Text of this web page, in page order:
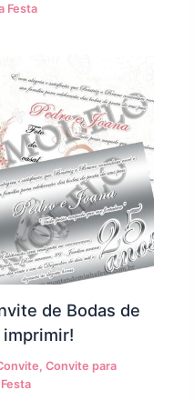
Festa
de Bodas de
,Convite para